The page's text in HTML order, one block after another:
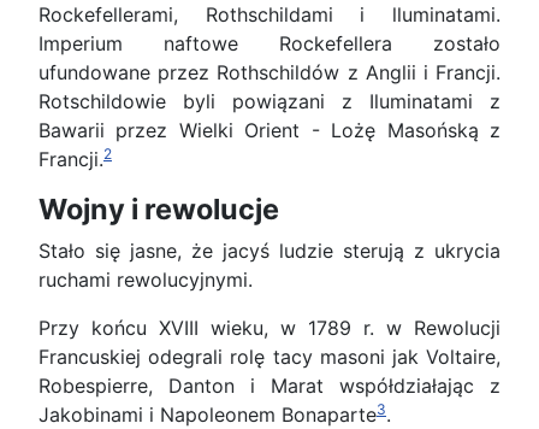
Rockefellerami, Rothschildami i lluminatami.
Imperium naftowe Rockefellera zostało
ufundowane przez Rothschildów z Anglii i Francji.
Rotschildowie byli powiązani z Iluminatami z
Bawarii przez Wielki Orient - Lożę Masońską z
Francji.2
Wojny i rewolucje
Stało się jasne, że jacyś ludzie sterują z ukrycia
ruchami rewolucyjnymi.
Przy końcu XVIII wieku, w 1789 r. w Rewolucji
Francuskiej odegrali rolę tacy masoni jak Voltaire,
Robespierre, Danton i Marat współdziałając z
Jakobinami i Napoleonem Bonaparte3.